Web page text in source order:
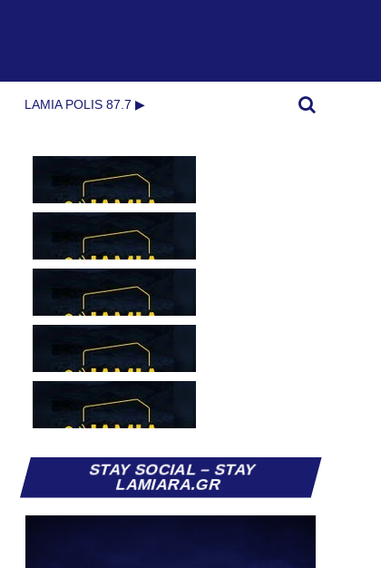
LAMIA POLIS 87.7 ▶︎
STAY SOCIAL – STAY
LAMIARA.GR